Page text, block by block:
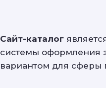
Сайт-каталог
системы оформления
вариантом для сферы